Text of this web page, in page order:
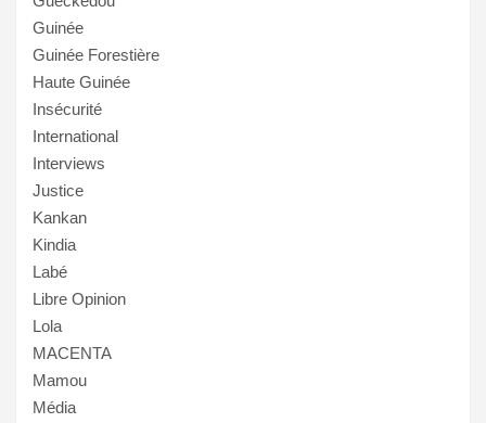
Guinée
Guinée Forestière
Haute Guinée
Insécurité
International
Interviews
Justice
Kankan
Kindia
Labé
Libre Opinion
Lola
MACENTA
Mamou
Média